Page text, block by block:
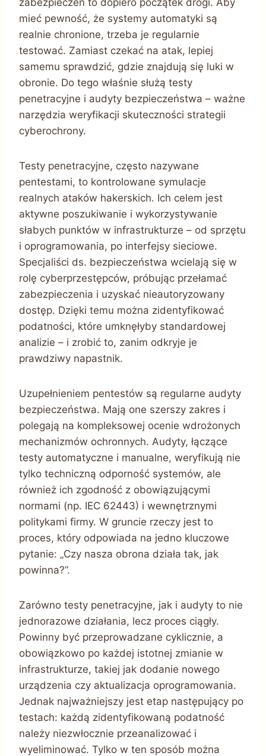
zabezpieczeń to dopiero początek drogi. Aby
mieć pewność, że systemy automatyki są
realnie chronione, trzeba je regularnie
testować. Zamiast czekać na atak, lepiej
samemu sprawdzić, gdzie znajdują się luki w
obronie. Do tego właśnie służą testy
penetracyjne i audyty bezpieczeństwa – ważne
narzędzia weryfikacji skuteczności strategii
cyberochrony.
Testy penetracyjne, często nazywane
pentestami, to kontrolowane symulacje
realnych ataków hakerskich. Ich celem jest
aktywne poszukiwanie i wykorzystywanie
słabych punktów w infrastrukturze – od sprzętu
i oprogramowania, po interfejsy sieciowe.
Specjaliści ds. bezpieczeństwa wcielają się w
rolę cyberprzestępców, próbując przełamać
zabezpieczenia i uzyskać nieautoryzowany
dostęp. Dzięki temu można zidentyfikować
podatności, które umknęłyby standardowej
analizie – i zrobić to, zanim odkryje je
prawdziwy napastnik.
Uzupełnieniem pentestów są regularne audyty
bezpieczeństwa. Mają one szerszy zakres i
polegają na kompleksowej ocenie wdrożonych
mechanizmów ochronnych. Audyty, łączące
testy automatyczne i manualne, weryfikują nie
tylko techniczną odporność systemów, ale
również ich zgodność z obowiązującymi
normami (np. IEC 62443) i wewnętrznymi
politykami firmy. W gruncie rzeczy jest to
proces, który odpowiada na jedno kluczowe
pytanie: „Czy nasza obrona działa tak, jak
powinna?”.
Zarówno testy penetracyjne, jak i audyty to nie
jednorazowe działania, lecz proces ciągły.
Powinny być przeprowadzane cyklicznie, a
obowiązkowo po każdej istotnej zmianie w
infrastrukturze, takiej jak dodanie nowego
urządzenia czy aktualizacja oprogramowania.
Jednak najważniejszy jest etap następujący po
testach: każdą zidentyfikowaną podatność
należy niezwłocznie przeanalizować i
wyeliminować. Tylko w ten sposób można